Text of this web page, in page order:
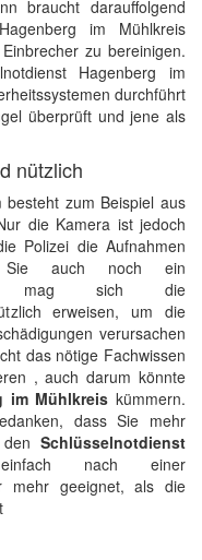
braucht darauffolgend
im Mühlkreis
zu bereinigen.
Hagenberg im
durchführt
überprüft und jene als
nützlich
besteht zum Beispiel aus
die Kamera ist jedoch
Polizei die Aufnahmen
Sie auch noch ein
mag sich die
erweisen, um die
verursachen
das nötige Fachwissen
, auch darum könnte
im Mühlkreis kümmern.
dass Sie mehr
Schlüsselnotdienst
nach einer
mehr geeignet, als die